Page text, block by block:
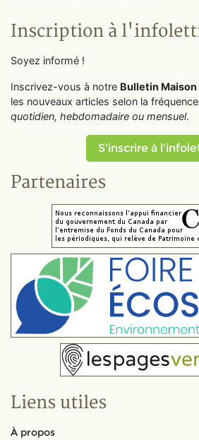
Inscription à
Soyez informé !
Inscrivez-vous à notre Bulletin Maison
les nouveaux articles selon la
quotidien, hebdomadaire ou mensuel.
S'inscrire à
Partenaires
Liens utiles
À propos